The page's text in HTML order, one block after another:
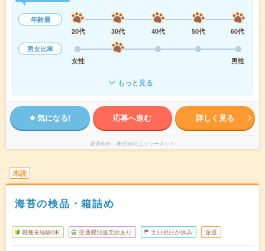
年齢層
20代
30代 40代 50代
60代
男女比率
女性
男性
もっと見る
気になる! 応募へ進む 詳しく見る
派遣会社 株式会社ニッソーネット
未読
海苔の検品・箱詰め
職種未経験OK 交通費別途支給あり 土日祝日が休み 派遣